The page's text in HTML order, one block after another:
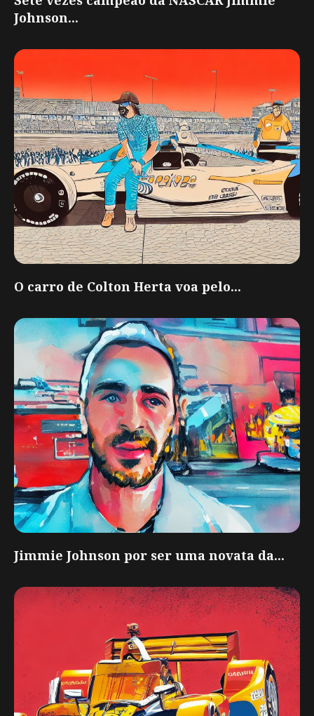
Johnson...
O carro de Colton Herta voa pelo...
Jimmie Johnson por ser uma novata da...